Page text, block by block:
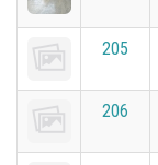
205
206